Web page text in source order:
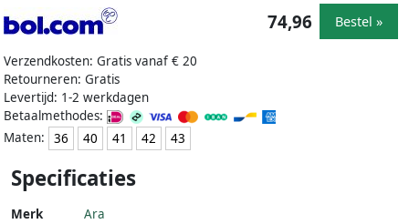
Verzendkosten: Gratis vanaf € 20
Retourneren: Gratis
Levertijd: 1-2 werkdagen
Betaalmethodes:
Maten:
36 40 41 42 43
74,96 Bestel »
Specificaties
Merk Ara